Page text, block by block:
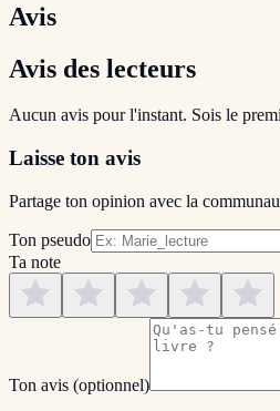
Avis
Avis des lecteurs
Aucun avis pour l'instant. Sois le
Laisse ton avis
Partage ton opinion avec la
Ton pseudo
Ta note
Ton avis (optionnel)